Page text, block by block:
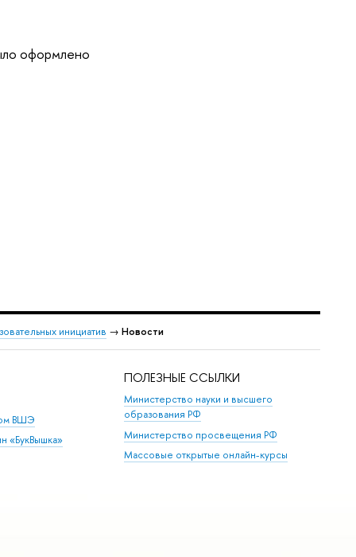
оформлено
инициатив → Новости
ВШЭ
«БукВышка»
ПОЛЕЗНЫЕ ССЫЛКИ
Министерство науки и высшего
образования РФ
Министерство просвещения РФ
Массовые открытые онлайн-курсы